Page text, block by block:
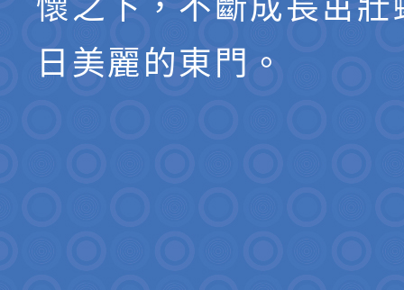
懷之下，不斷成長茁壯
日美麗的東門。